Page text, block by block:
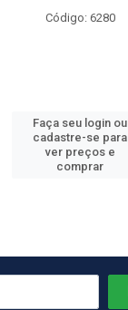
Código: 6280
Faça seu login ou
cadastre-se para
ver preços e
comprar